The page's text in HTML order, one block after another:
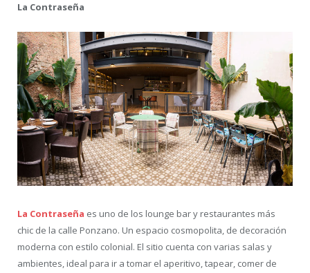
La Contraseña
La Contraseña es uno de los lounge bar y restaurantes más
chic de la calle Ponzano. Un espacio cosmopolita, de decoración
moderna con estilo colonial. El sitio cuenta con varias salas y
ambientes, ideal para ir a tomar el aperitivo, tapear, comer de